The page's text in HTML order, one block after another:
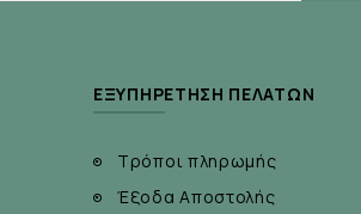
ΕΞΥΠΗΡΈΤΗΣΗ ΠΕΛΑΤΏΝ
Τρόποι πληρωμής
Έξοδα Αποστολής